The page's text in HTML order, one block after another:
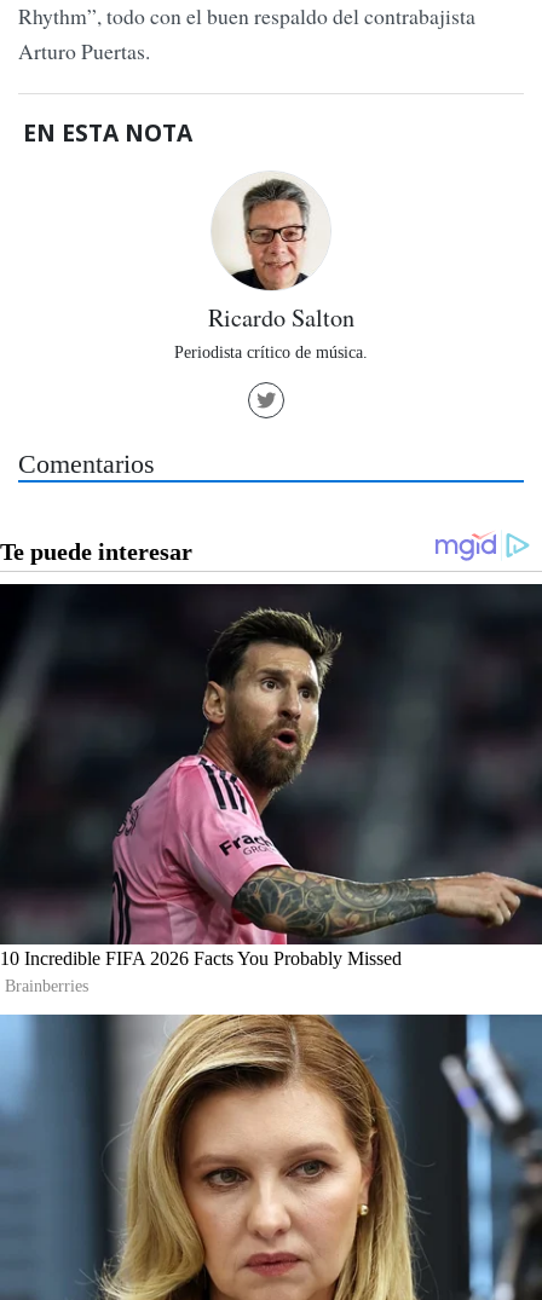
Rhythm”, todo con el buen respaldo del contrabajista
Arturo Puertas.
EN ESTA NOTA
Ricardo Salton
Periodista crítico de música.
Comentarios